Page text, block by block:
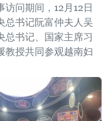
访问期间，12月12日
总书记阮富仲夫人吴
总书记、国家主席习
教授共同参观越南妇